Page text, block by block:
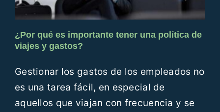
¿Por qué es importante tener una política de
viajes y gastos?
Gestionar los gastos de los empleados no
es una tarea fácil, en especial de
aquellos que viajan con frecuencia y se